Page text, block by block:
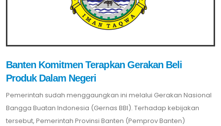
Banten Komitmen Terapkan Gerakan Beli
Produk Dalam Negeri
Pemerintah sudah menggaungkan ini melalui Gerakan Nasional
Bangga Buatan Indonesia (Gernas BBI). Terhadap kebijakan
tersebut, Pemerintah Provinsi Banten (Pemprov Banten)